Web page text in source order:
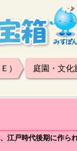
） 庭園・文化
江戸時代後期に作